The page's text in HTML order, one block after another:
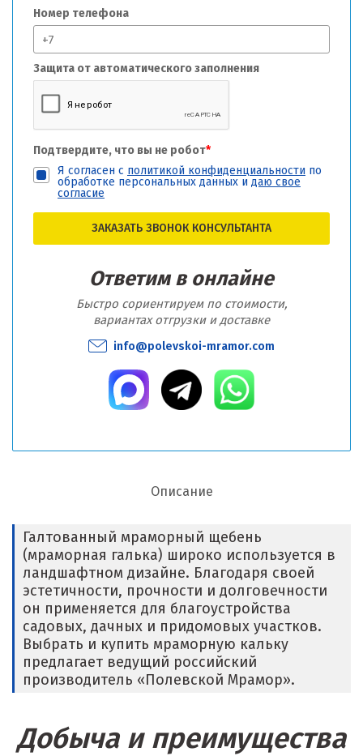
Номер телефона
Защита от автоматического заполнения
Подтвердите, что вы не робот*
Я согласен с политикой конфиденциальности по
обработке персональных данных и даю свое
согласие
ЗАКАЗАТЬ ЗВОНОК КОНСУЛЬТАНТА
Ответим в онлайне
Быстро сориентируем по стоимости,
вариантах отгрузки и доставке
info@polevskoi-mramor.com
Описание
Галтованный мраморный щебень
(мраморная галька) широко используется в
ландшафтном дизайне. Благодаря своей
эстетичности, прочности и долговечности
он применяется для благоустройства
садовых, дачных и придомовых участков.
Выбрать и купить мраморную кальку
предлагает ведущий российский
производитель «Полевской Мрамор».
Добыча и преимущества